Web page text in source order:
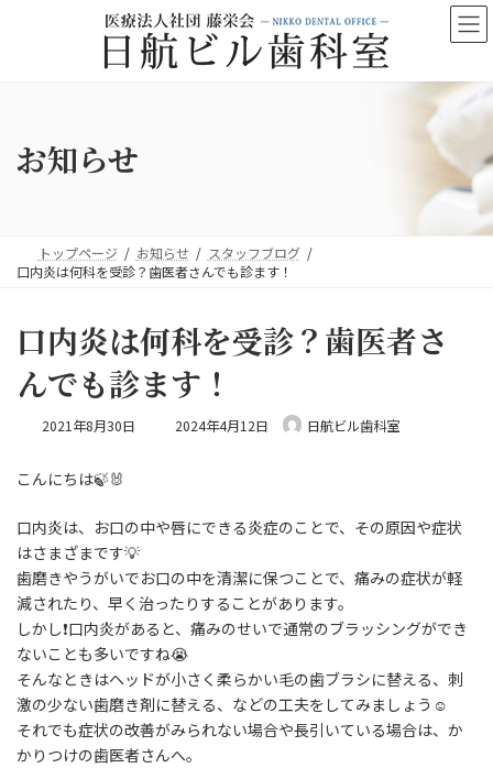
お知らせ
トップページ お知らせ
スタッフブログ
口内炎は何科を受診？歯医者さんでも診ます！
口内炎は何科を受診？歯医者さ
んでも診ます！
2021年8月30日
最
時
:
2024年4月12日 日航ビル歯科室
こんにちは🍃🐰
口内炎は、お口の中や唇にできる炎症のことで、その原因や症状
はさまざまです💡
歯磨きやうがいでお口の中を清潔に保つことで、痛みの症状が軽
減されたり、早く治ったりすることがあります。
しかし❗️口内炎があると、痛みのせいで通常のブラッシングができ
ないことも多いですね😭
そんなときはヘッドが小さく柔らかい毛の歯ブラシに替える、刺
激の少ない歯磨き剤に替える、などの工夫をしてみましょう☺️
それでも症状の改善がみられない場合や長引いている場合は、か
かりつけの歯医者さんへ。